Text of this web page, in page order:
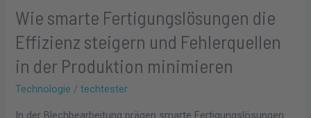
Wie smarte Fertigungslösungen die
Effizienz steigern und Fehlerquellen
in der Produktion minimieren
Technologie /techtester
In der Blechbearbeitung prägen smarte Fertigungslösungen